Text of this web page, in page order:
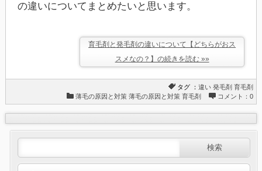
の違いについてまとめたいと思います。
育毛剤と発毛剤の違いについて【どちらがおス
スメなの？】の続きを読む »»
タグ ：違い 発毛剤 育毛剤
薄毛の原因と対策 薄毛の原因と対策 育毛剤 コメント：0